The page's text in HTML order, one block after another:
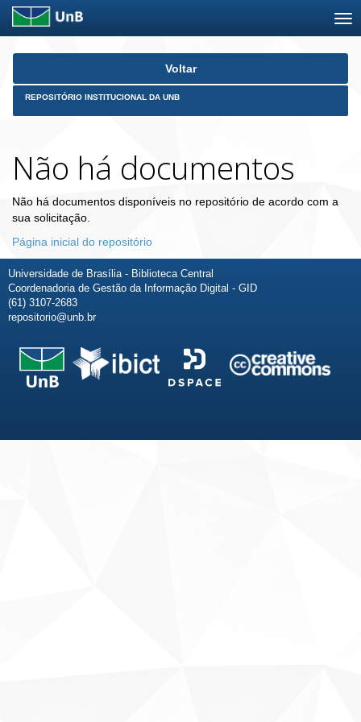
Skip
Voltar
REPOSITÓRIO INSTITUCIONAL DA UNB
Não há documentos
Não há documentos disponíveis no repositório de acordo com a
sua solicitação.
Página inicial do repositório
Universidade de Brasília - Biblioteca Central
Coordenadoria de Gestão da Informação Digital - GID
(61) 3107-2683
repositorio@unb.br